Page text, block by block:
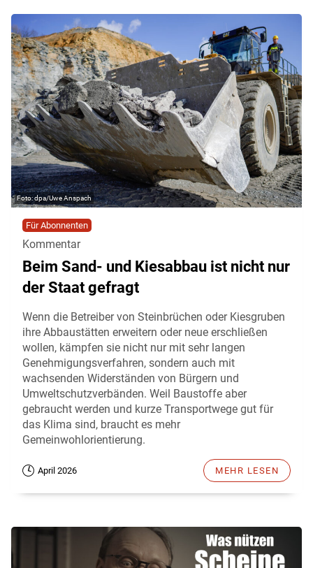
dpa/Uwe Anspach
Für Abonnenten
Kommentar
Beim Sand- und Kiesabbau ist nicht nur
der Staat gefragt
Wenn die Betreiber von Steinbrüchen oder Kiesgruben
ihre Abbaustätten erweitern oder neue erschließen
wollen, kämpfen sie nicht nur mit sehr langen
Genehmigungsverfahren, sondern auch mit
wachsenden Widerständen von Bürgern und
Umweltschutzverbänden. Weil Baustoffe aber
gebraucht werden und kurze Transportwege gut für
das Klima sind, braucht es mehr
Gemeinwohlorientierung.
April 2026 MEHR LESEN